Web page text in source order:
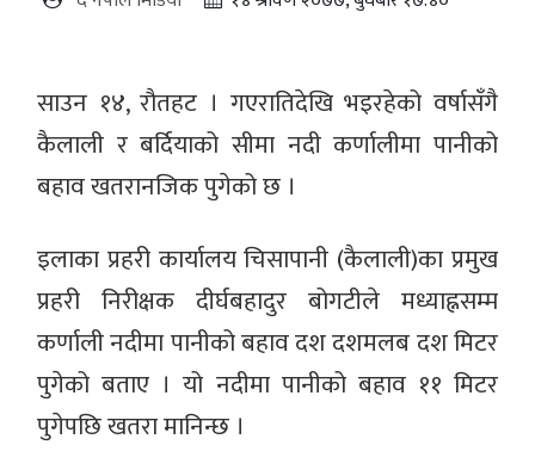
साउन १४, रौतहट । गएरातिदेखि भइरहेको वर्षासँगै
कैलाली र बर्दियाको सीमा नदी कर्णालीमा पानीको
बहाव खतरानजिक पुगेको छ ।
इलाका प्रहरी कार्यालय चिसापानी (कैलाली)का प्रमुख
प्रहरी निरीक्षक दीर्घबहादुर बोगटीले मध्याह्नसम्म
कर्णाली नदीमा पानीको बहाव दश दशमलब दश मिटर
पुगेको बताए । यो नदीमा पानीको बहाव ११ मिटर
पुगेपछि खतरा मानिन्छ ।